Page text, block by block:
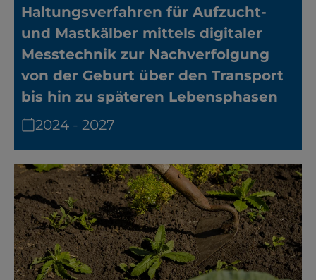
Haltungsverfahren für Aufzucht-
und Mastkälber mittels digitaler
Messtechnik zur Nachverfolgung
von der Geburt über den Transport
bis hin zu späteren Lebensphasen
2024 - 2027